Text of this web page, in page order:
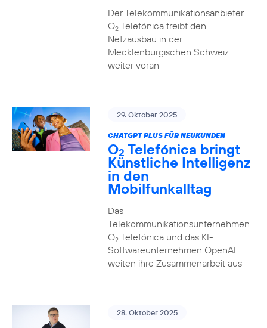
Der Telekommunikationsanbieter
O2Telefónica treibt den
Netzausbau in der
Mecklenburgischen Schweiz
weiter voran
29. Oktober 2025
CHATGPT PLUS FÜR NEUKUNDEN
O2 Telefónica bringt
Künstliche Intelligenz
in den
Mobilfunkalltag
Das
Telekommunikationsunternehmen
O2Telefónica und das KI-
Softwareunternehmen OpenAI
weiten ihre Zusammenarbeit aus
28. Oktober 2025